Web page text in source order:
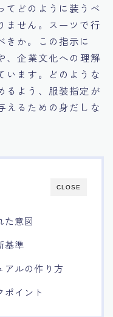
略
く方法
る方法
てどのように装うべ
ません。スーツで行
きか。この指示に
、企業文化への理解
います。どのような
るよう、服装指定が
えるための身だしな
CLOSE
た意図
基準
アルの作り方
イント